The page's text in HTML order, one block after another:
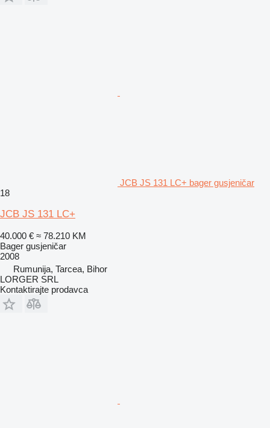
JCB JS 131 LC+ bager gusjeničar
18
JCB JS 131 LC+
40.000 € ≈ 78.210 KM
Bager gusjeničar
2008
Rumunija, Tarcea, Bihor
LORGER SRL
Kontaktirajte prodavca